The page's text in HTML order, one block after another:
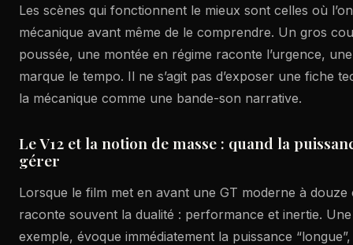
Les scènes qui fonctionnent le mieux sont celles où
mécanique avant même de le comprendre. Un gros
poussée, une montée en régime raconte l’urgence,
marque le tempo. Il ne s’agit pas d’exposer une fiche
la mécanique comme une bande-son narrative.
Le V12 et la notion de masse : quand la
gérer
Lorsque le film met en avant une GT moderne à douze
raconte souvent la dualité : performance et inertie.
exemple, évoque immédiatement la puissance